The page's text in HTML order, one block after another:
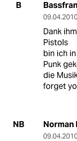
B
Dank
Pistols
bin ich
Punk
die
forget
NB Norman